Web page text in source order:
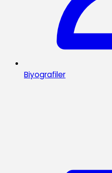
Biyografiler